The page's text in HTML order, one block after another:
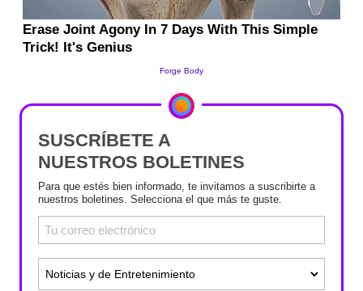
SUSCRÍBETE A
NUESTROS BOLETINES
Para que estés bien informado, te invitamos a suscribirte a
nuestros boletines. Selecciona el que más te guste.